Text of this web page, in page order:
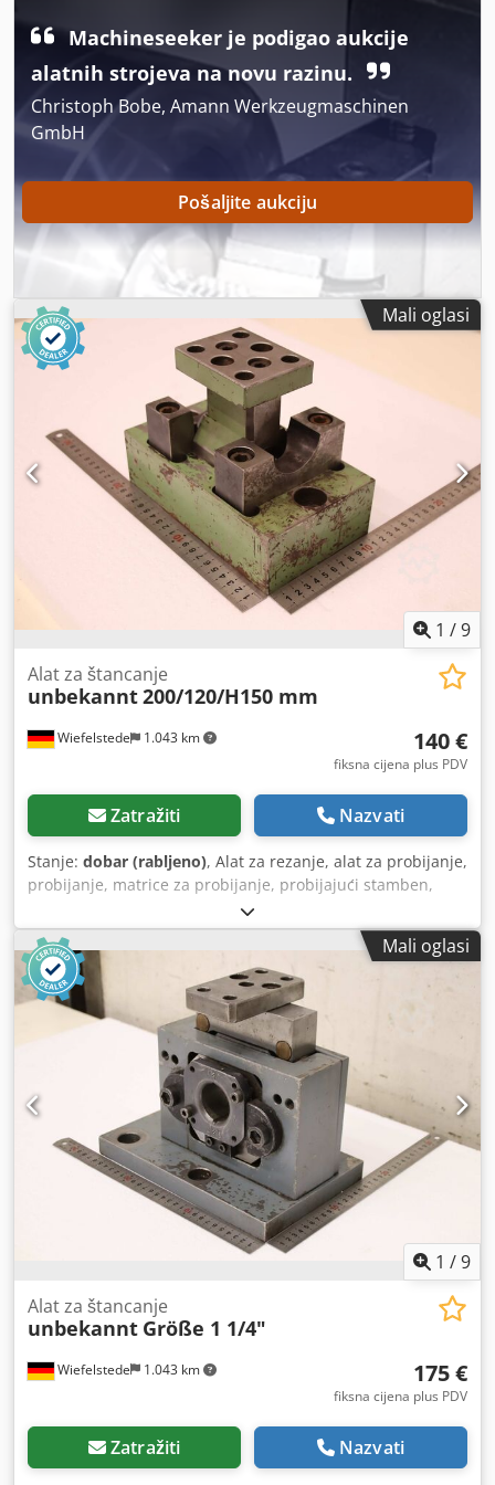
1.665 m Cijena po metru: 278 € Ukupna cijena seta: 463 €
Sažetak paketa alata: Ukupna dužina:
Machineseeker je podigao aukcije
alatnih strojeva na novu razinu.
Christoph Bobe, Amann Werkzeugmaschinen
GmbH
Pošaljite aukciju
Mali oglasi
1 /9
Wiefelstede 1.043 km
Alat za štancanje
unbekannt200/120/H150 mm
140 €
fiksna cijena plus PDV
Zatražiti Nazvati
Stanje: dobar (rabljeno), Alat za rezanje, alat za probijanje,
probijanje, matrice za probijanje, probijajući stamben,
držač matrice -Alat za probijanje: alat za izrezivanje
Chodpfx Aszr Hcaoiqja -Tip: nažalost, bez oznake tipa -
Dimenzije: pogledajte fotografije -Dimenzije: 200/120/V150
mm -Težina: 13 kg
Mali oglasi
1 /9
Wiefelstede 1.043 km
Alat za štancanje
unbekannt Größe 1 1/4"
175 €
fiksna cijena plus PDV
Zatražiti Nazvati